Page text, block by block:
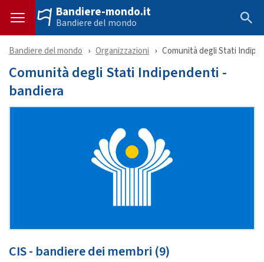
Bandiere-mondo.it
Bandiere del mondo
Bandiere del mondo Organizzazioni Comunità degli Stati
Comunità degli Stati Indipendenti -
bandiera
CIS - bandiere dei membri (9)